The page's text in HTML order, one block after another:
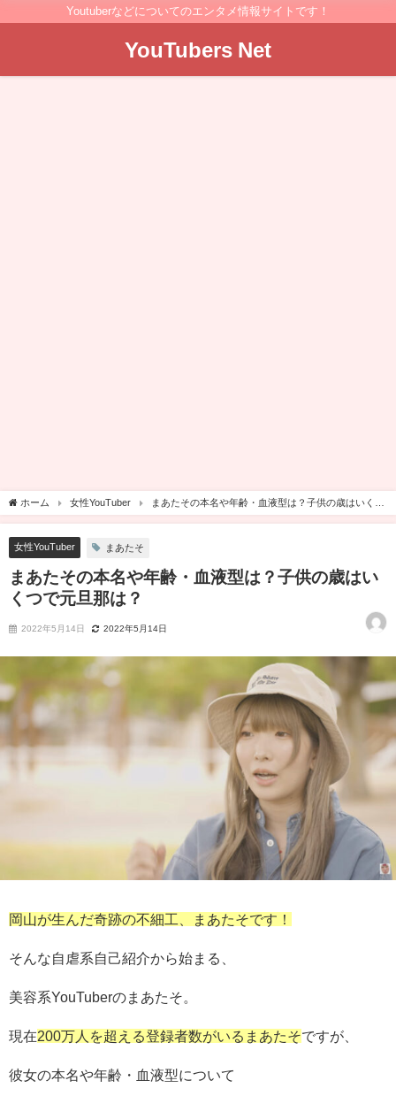
Youtuberなどについてのエンタメ情報サイトです！
YouTubers Net
ホーム 女性YouTuber
まあたその本名や年齢・血液型は？子供の歳はいくつ
で元旦那は？
女性YouTuber まあたそ
まあたその本名や年齢・血液型は？子供の歳はい
くつで元旦那は？
2022年5月14日 2022年5月14日
岡山が生んだ奇跡の不細工、まあたそです！
そんな自虐系自己紹介から始まる、
美容系YouTuberのまあたそ。
現在200万人を超える登録者数がいるまあたそですが、
彼女の本名や年齢・血液型について